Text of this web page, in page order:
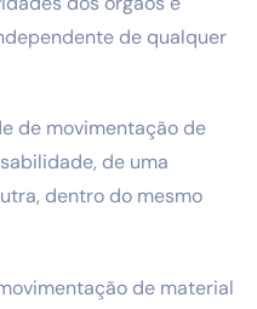
de qualquer
de movimentação de
de uma
dentro do mesmo
de material